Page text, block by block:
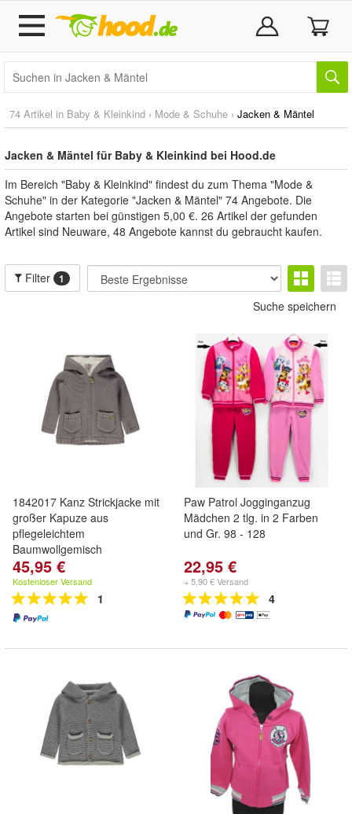
74 Artikel in Baby & Kleinkind › Mode & Schuhe › Jacken & Mäntel
Jacken & Mäntel für Baby & Kleinkind bei Hood.de
Im Bereich "Baby & Kleinkind" findest du zum Thema "Mode &
Schuhe" in der Kategorie "Jacken & Mäntel" 74 Angebote. Die
Angebote starten bei günstigen 5,00 €. 26 Artikel der gefunden
Artikel sind Neuware, 48 Angebote kannst du gebraucht kaufen.
Filter 1
Suche speichern
1842017 Kanz Strickjacke mit
großer Kapuze aus
pflegeleichtem
Baumwollgemisch
45,95 €
Kostenloser Versand
1
Paw Patrol Jogginganzug
Mädchen 2 tlg. in 2 Farben
und Gr. 98 - 128
22,95 €
+ 5,90 € Versand
4